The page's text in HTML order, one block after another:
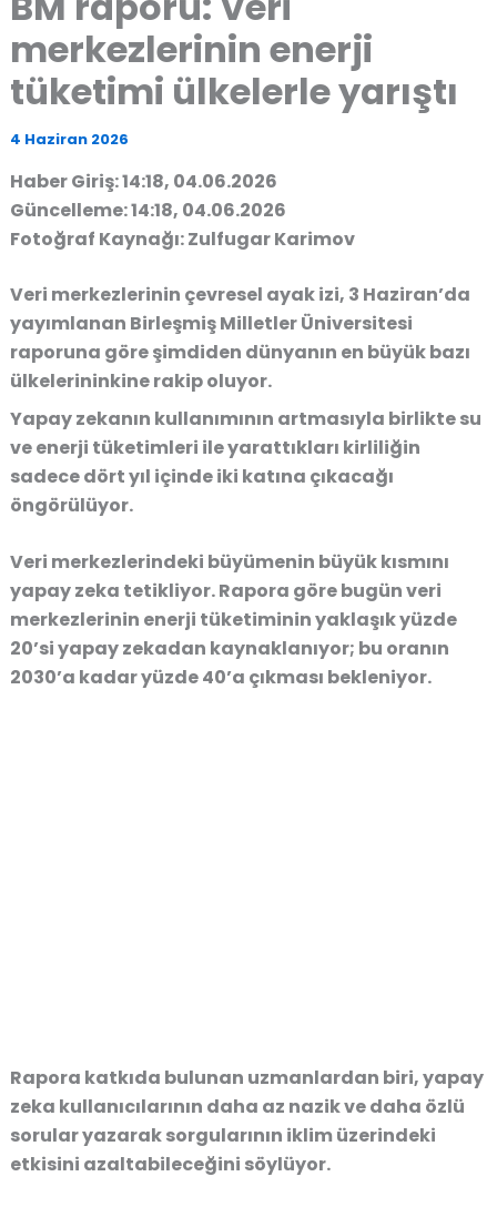
merkezlerinin enerji
tüketimi ülkelerle yarıştı
4 Haziran 2026
Haber Giriş: 14:18, 04.06.2026
Güncelleme: 14:18, 04.06.2026
Fotoğraf Kaynağı: Zulfugar Karimov
Veri merkezlerinin çevresel ayak izi, 3 Haziran’da
yayımlanan Birleşmiş Milletler Üniversitesi
raporuna göre şimdiden dünyanın en büyük bazı
ülkelerininkine rakip oluyor.
Yapay zekanın kullanımının artmasıyla birlikte su
ve enerji tüketimleri ile yarattıkları kirliliğin
sadece dört yıl içinde iki katına çıkacağı
öngörülüyor.
Veri merkezlerindeki büyümenin büyük kısmını
yapay zeka tetikliyor. Rapora göre bugün veri
merkezlerinin enerji tüketiminin yaklaşık yüzde
20’si yapay zekadan kaynaklanıyor; bu oranın
2030’a kadar yüzde 40’a çıkması bekleniyor.
Rapora katkıda bulunan uzmanlardan biri, yapay
zeka kullanıcılarının daha az nazik ve daha özlü
sorular yazarak sorgularının iklim üzerindeki
etkisini azaltabileceğini söylüyor.